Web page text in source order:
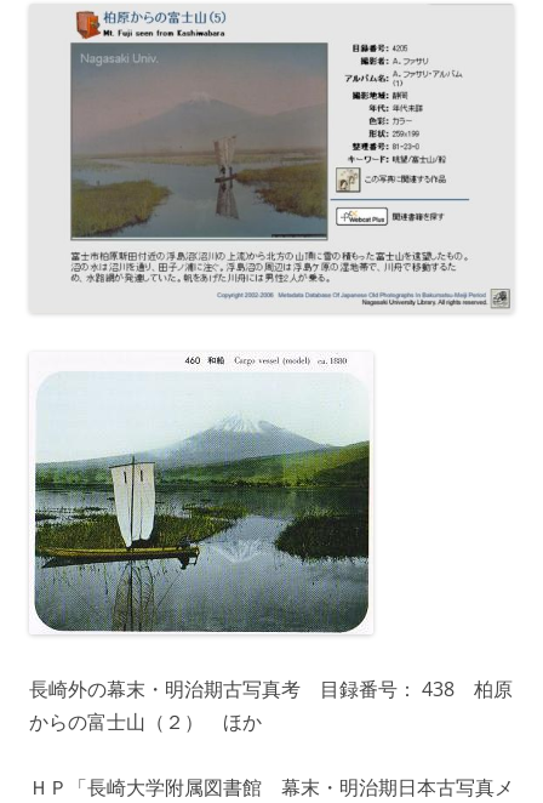
長崎外の幕末・明治期古写真考 目録番号： 438 柏原
からの富士山（２） ほか
ＨＰ「長崎大学附属図書館 幕末・明治期日本古写真メ